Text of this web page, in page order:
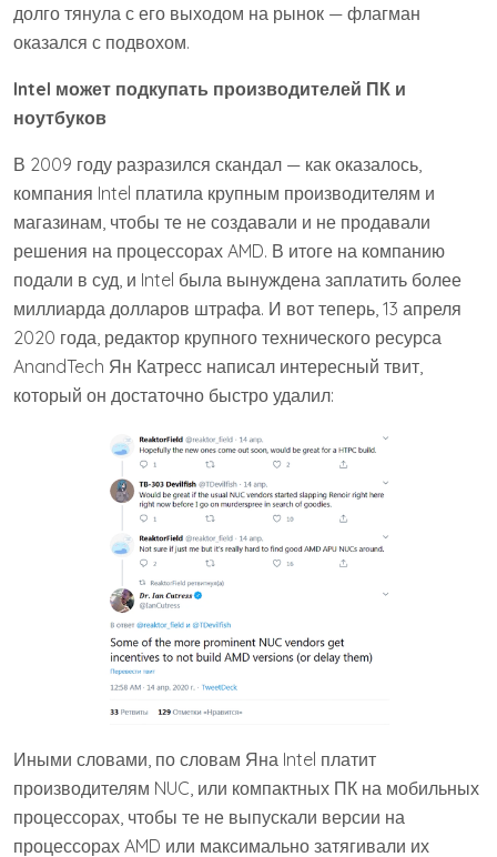
долго тянула с его выходом на рынок — флагман
оказался с подвохом.
Intel может подкупать производителей ПК и
ноутбуков
В 2009 году разразился скандал — как оказалось,
компания Intel платила крупным производителям и
магазинам, чтобы те не создавали и не продавали
решения на процессорах AMD. В итоге на компанию
подали в суд, и Intel была вынуждена заплатить более
миллиарда долларов штрафа. И вот теперь, 13 апреля
2020 года, редактор крупного технического ресурса
AnandTech Ян Катресс написал интересный твит,
который он достаточно быстро удалил:
Иными словами, по словам Яна Intel платит
производителям NUC, или компактных ПК на мобильных
процессорах, чтобы те не выпускали версии на
процессорах AMD или максимально затягивали их